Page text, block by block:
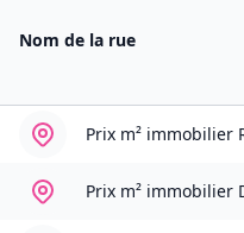
Nom de la rue
Prix m² immobilier
Prix m² immobilier